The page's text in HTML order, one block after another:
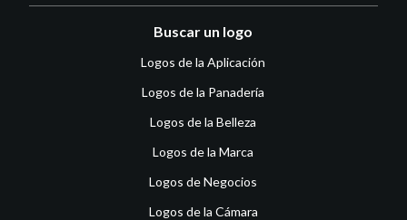
Buscar un logo
Logos de la Aplicación
Logos de la Panadería
Logos de la Belleza
Logos de la Marca
Logos de Negocios
Logos de la Cámara